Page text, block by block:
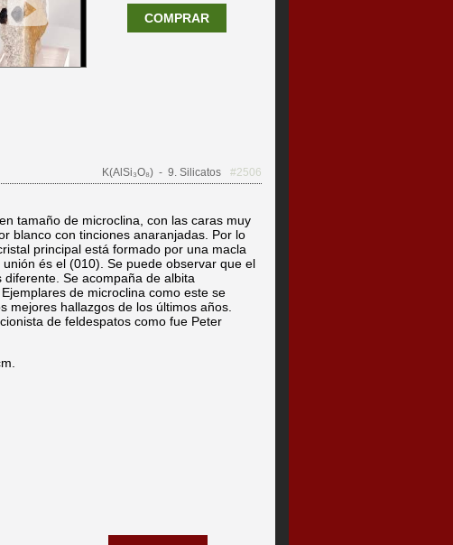
COMPRAR
K(AlSi₃O₈) - 9. Silicatos
#2506
tamaño de microclina, con las caras muy
blanco con tinciones anaranjadas. Por lo
principal está formado por una macla
és el (010). Se puede observar que el
Se acompaña de albita
de microclina como este se
mejores hallazgos de los últimos años.
de feldespatos como fue Peter